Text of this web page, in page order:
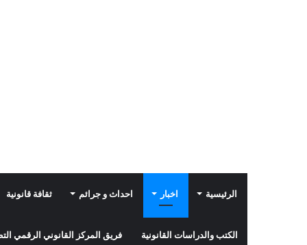
الرئيسية اخبار احداث و جرائم ثقافة قانونية
الكتب والدراسات القانونية فريق المركز القانوني الرقمي